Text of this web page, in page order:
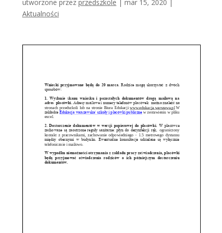
utworzone przez przedszkole | mar 15, 2020 |
Aktualności